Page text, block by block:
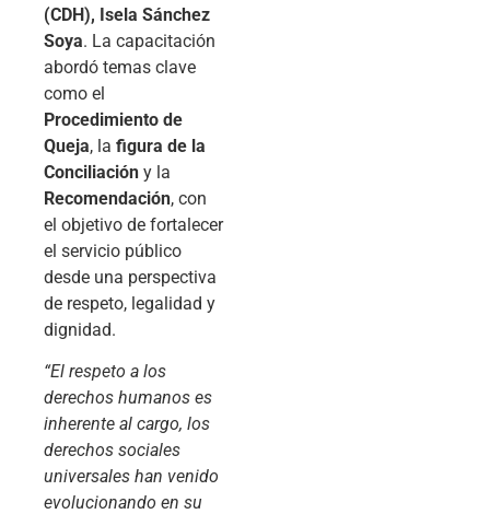
(CDH), Isela Sánchez
Soya. La capacitación
abordó temas clave
como el
Procedimiento de
Queja, la figura de la
Conciliación y la
Recomendación, con
el objetivo de fortalecer
el servicio público
desde una perspectiva
de respeto, legalidad y
dignidad.
“El respeto a los
derechos humanos es
inherente al cargo, los
derechos sociales
universales han venido
evolucionando en su